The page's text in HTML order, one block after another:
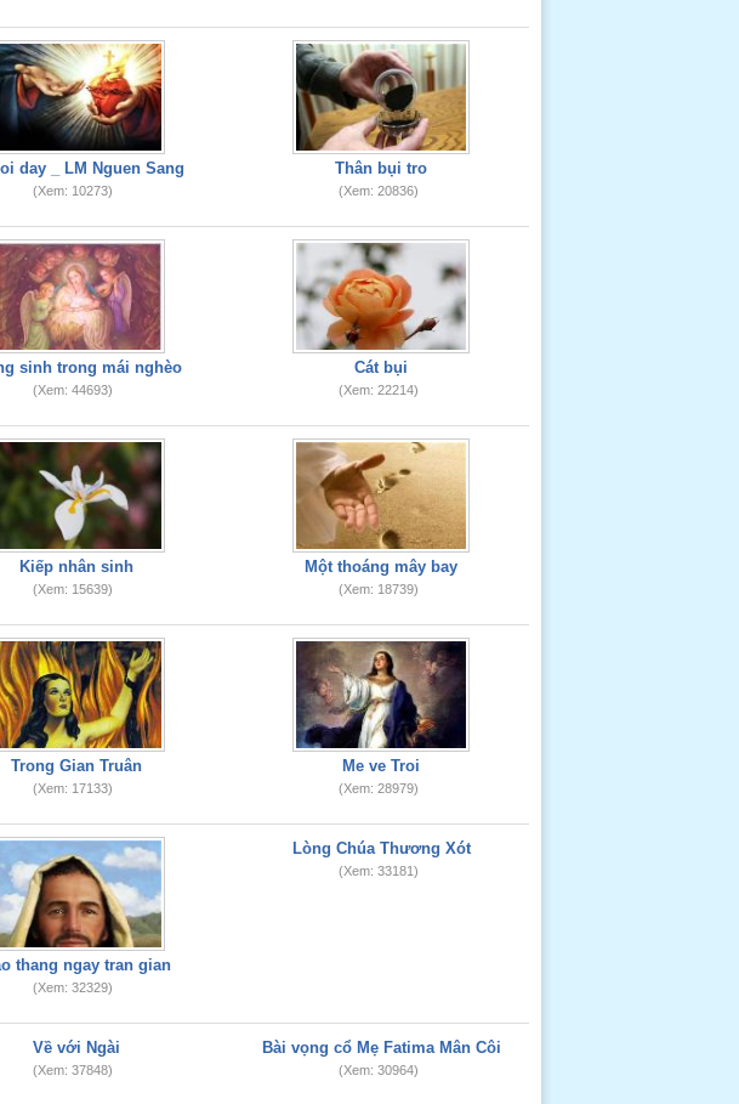
day _ LM Nguen Sang
(Xem: 10273)
Thân bụi tro
(Xem: 20836)
sinh trong mái nghèo
(Xem: 44693)
Cát bụi
(Xem: 22214)
Kiếp nhân sinh
(Xem: 15639)
Một thoáng mây bay
(Xem: 18739)
Trong Gian Truân
(Xem: 17133)
Me ve Troi
(Xem: 28979)
thang ngay tran gian
(Xem: 32329)
Lòng Chúa Thương Xót
(Xem: 33181)
Về với Ngài
(Xem: 37848)
Bài vọng cổ Mẹ Fatima Mân Côi
(Xem: 30964)